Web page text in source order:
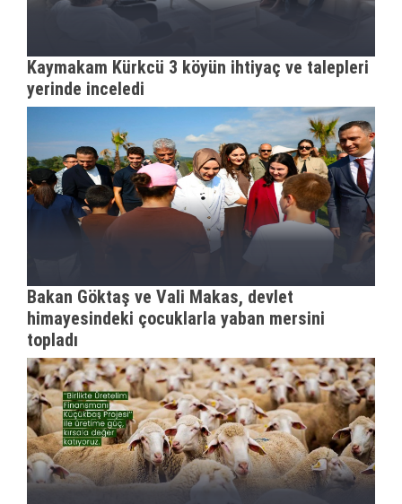
Kaymakam Kürkcü 3 köyün ihtiyaç ve talepleri
yerinde inceledi
Bakan Göktaş ve Vali Makas, devlet
himayesindeki çocuklarla yaban mersini
topladı